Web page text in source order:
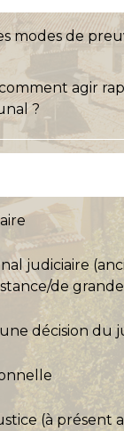
modes de
agir
?
judiciaire
de
décision du
(à présent